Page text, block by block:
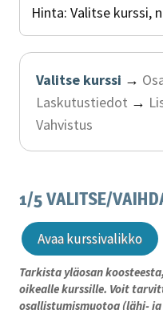
Hinta:Valitse kurssi,
Valitse kurssi →
Laskutustiedot →
Vahvistus
1/5 VALITSE/
Avaa kurssivalikko
Tarkista yläosan
oikealle kurssille. Voit
osallistumismuotoa (lähi-